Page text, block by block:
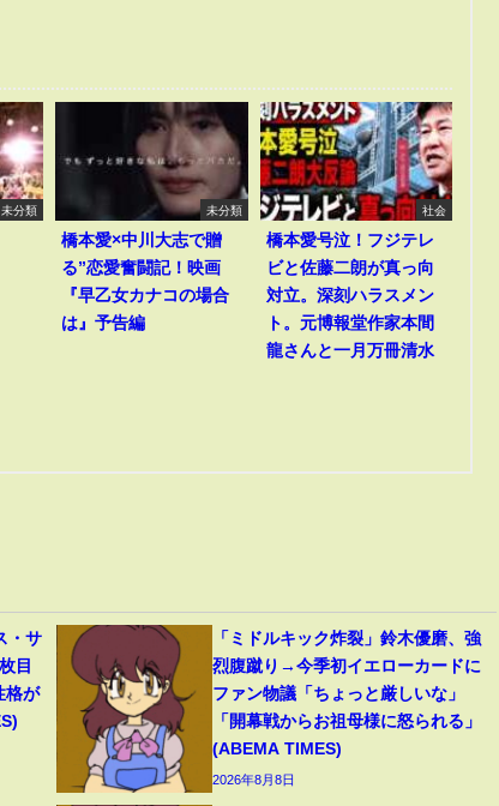
未分類 未分類
橋本愛×中川大志で贈
る”恋愛奮闘記！映画
『早乙女カナコの場合
は』予告編
社会
橋本愛号泣！フジテレ
ビと佐藤二朗が真っ向
対立。深刻ハラスメン
ト。元博報堂作家本間
龍さんと一月万冊清水
・サ
目
格が
「ミドルキック炸裂」鈴木優磨、強
烈腹蹴り→今季初イエローカードに
ファン物議「ちょっと厳しいな」
「開幕戦からお祖母様に怒られる」
(ABEMA TIMES)
2026年8月8日